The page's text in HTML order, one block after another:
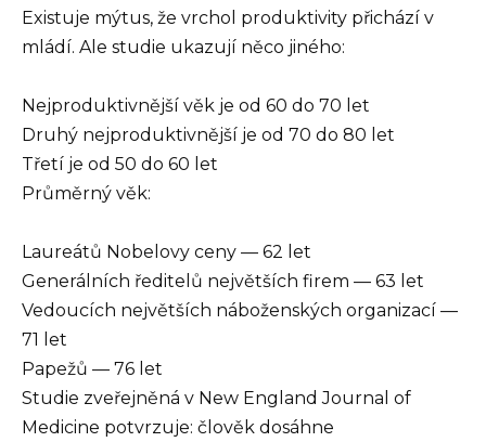
Existuje mýtus, že vrchol produktivity přichází v
mládí. Ale studie ukazují něco jiného:
Nejproduktivnější věk je od 60 do 70 let
Druhý nejproduktivnější je od 70 do 80 let
Třetí je od 50 do 60 let
Průměrný věk:
Laureátů Nobelovy ceny — 62 let
Generálních ředitelů největších firem — 63 let
Vedoucích největších náboženských organizací —
71 let
Papežů — 76 let
Studie zveřejněná v New England Journal of
Medicine potvrzuje: člověk dosáhne